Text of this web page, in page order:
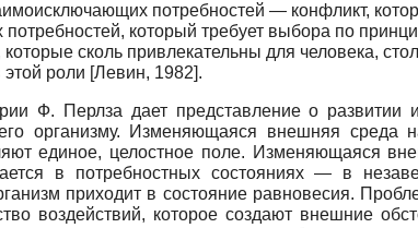
потребностей — конфликт,
который требует выбора по
сколь привлекательны для человека,
роли [Левин, 1982].
Ф. Перлза дает представление о развитии
организму. Изменяющаяся внешняя среда
единое, целостное поле. Изменяющаяся
в потребностных состояниях — в
приходит в состояние равновесия.
воздействий, которое создают внешние